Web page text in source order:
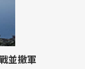
並撤軍